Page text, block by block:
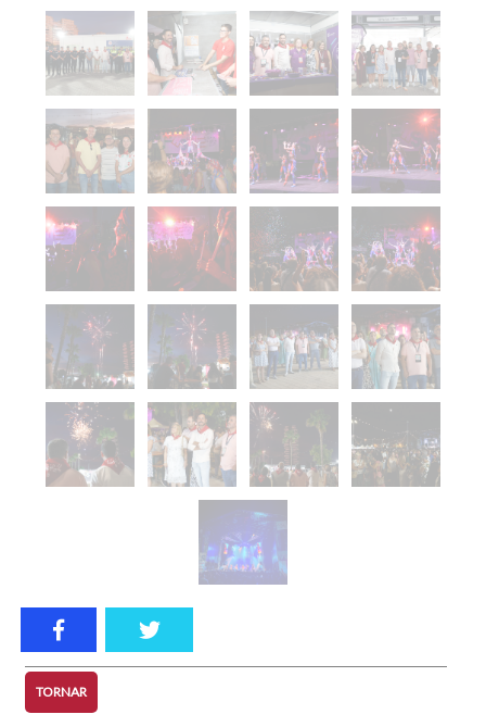
TORNAR